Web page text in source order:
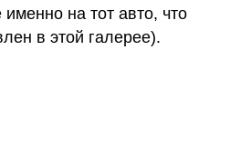
именно на тот авто, что
в этой галерее).